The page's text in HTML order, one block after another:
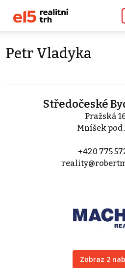
Petr Vladyka
Středočeské
Pražská
Mníšek pod
+420 775
Zobraz 2